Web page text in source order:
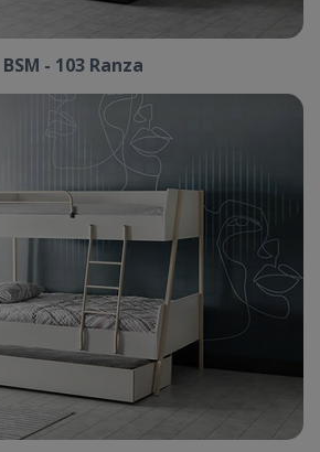
BSM - 103 Ranza